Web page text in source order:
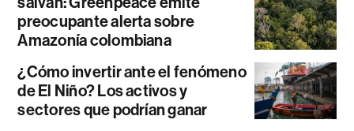
preocupante alerta sobre
Amazonía colombiana
¿Cómo invertir ante el fenómeno
de El Niño? Los activos y
sectores que podrían ganar